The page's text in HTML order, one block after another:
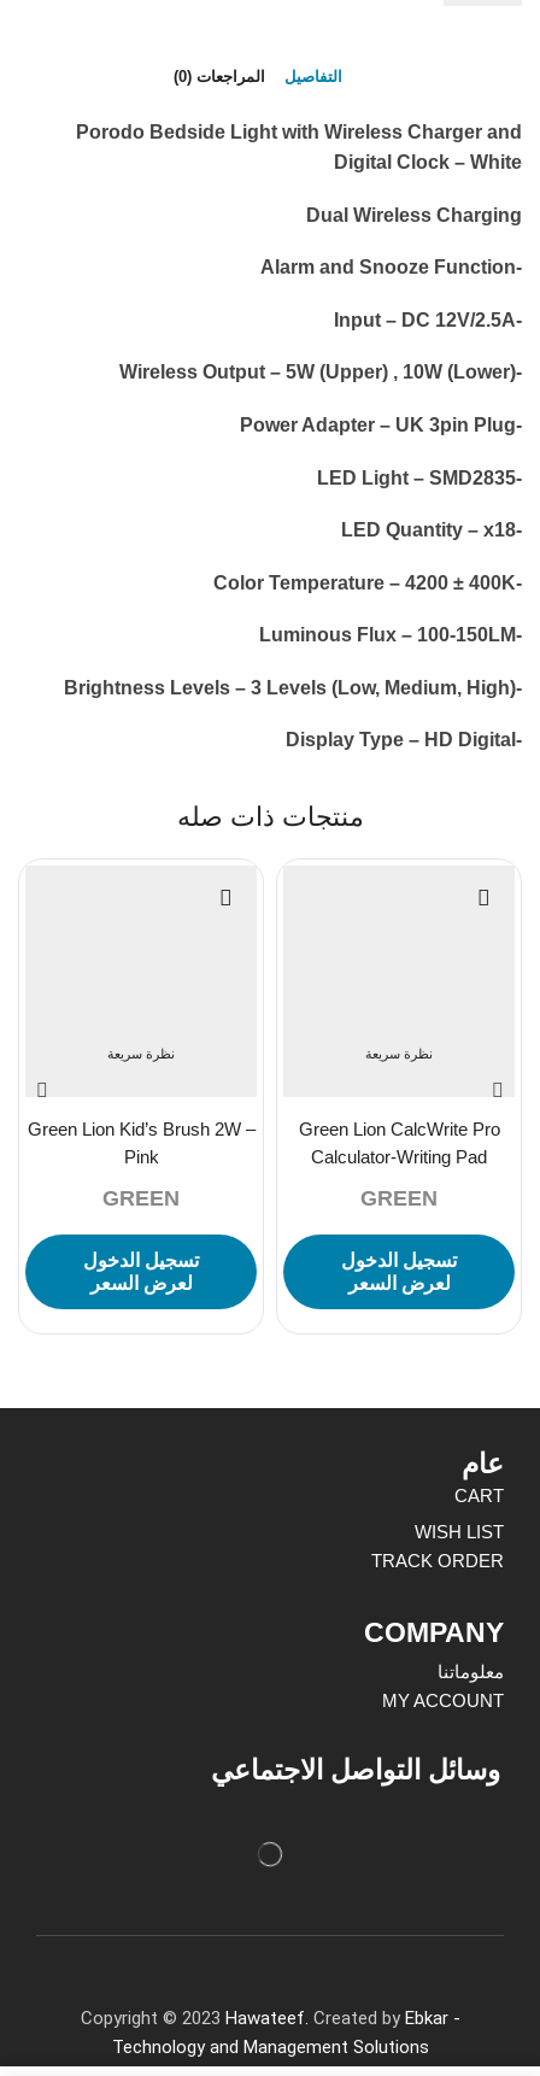
التفاصيل المراجعات (0)
Porodo Bedside Light with Wireless Charger and
Digital Clock – White
Dual Wireless Charging
-Alarm and Snooze Function
-Input – DC 12V/2.5A
-Wireless Output – 5W (Upper) , 10W (Lower)
-Power Adapter – UK 3pin Plug
-LED Light – SMD2835
-LED Quantity – x18
-Color Temperature – 4200 ± 400K
-Luminous Flux – 100-150LM
-Brightness Levels – 3 Levels (Low, Medium, High)
-Display Type – HD Digital
منتجات ذات صله
نظرة سريعة
Green Lion CalcWrite Pro
Calculator-Writing Pad
GREEN
تسجيل الدخول
لعرض السعر
نظرة سريعة
Green Lion Kid’s Brush 2W –
Pink
GREEN
تسجيل الدخول
لعرض السعر
عام
CART
WISH LIST
TRACK ORDER
COMPANY
معلوماتنا
MY ACCOUNT
وسائل التواصل الاجتماعي
Copyright © 2023 Hawateef. Created by Ebkar -
Technology and Management Solutions